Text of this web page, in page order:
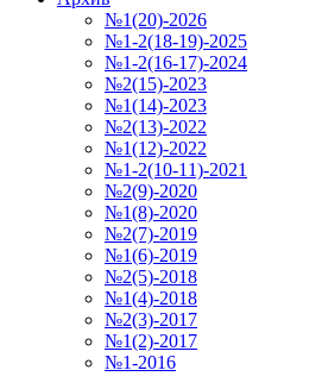
№1(20)-2026
№1-2(18-19)-2025
№1-2(16-17)-2024
№2(15)-2023
№1(14)-2023
№2(13)-2022
№1(12)-2022
№1-2(10-11)-2021
№2(9)-2020
№1(8)-2020
№2(7)-2019
№1(6)-2019
№2(5)-2018
№1(4)-2018
№2(3)-2017
№1(2)-2017
№1-2016